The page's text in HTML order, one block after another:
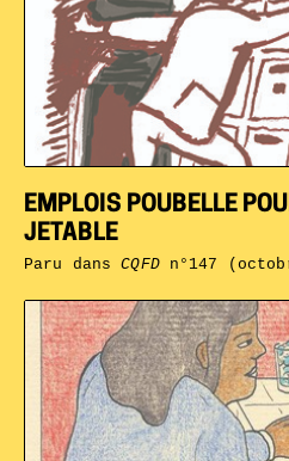
EMPLOIS POUBELLE
JETABLE
Paru dansCQFDn°147